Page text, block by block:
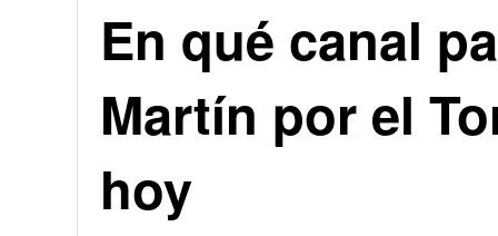
En qué canal
Martín por el
hoy